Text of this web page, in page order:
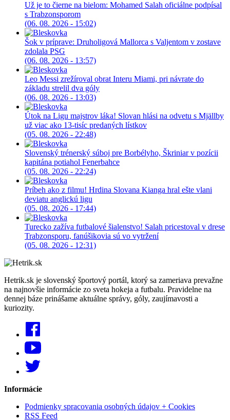
Už je to čierne na bielom: Mohamed Salah oficiálne podpísal
s Trabzonsporom
(06. 08. 2026 - 15:02)
Šok v príprave: Druholigová Mallorca s Valjentom v zostave
zdolala PSG
(06. 08. 2026 - 13:57)
Leo Messi zrežíroval obrat Interu Miami, pri návrate do
základu strelil dva góly
(06. 08. 2026 - 13:03)
Útok na Ligu majstrov láka! Slovan hlási na odvetu s Mjällby
už viac ako 13-tisíc predaných lístkov
(05. 08. 2026 - 22:48)
Slovenský trénerský súboj pre Borbélyho, Škriniar v pozícii
kapitána potiahol Fenerbahce
(05. 08. 2026 - 22:24)
Príbeh ako z filmu! Hrdina Slovana Kianga hral ešte vlani
deviatu anglickú ligu
(05. 08. 2026 - 17:44)
Turecko zažíva futbalové šialenstvo! Salah pricestoval v drese
Trabzonsporu, fanúšikovia sú vo vytržení
(05. 08. 2026 - 12:31)
Hetrik.sk je slovenský športový portál, ktorý sa zameriava prevažne
na najnovšie informácie zo sveta hokeja a futbalu. Pravidelne na
dennej báze prinášame aktuálne správy, góly, zaujímavosti a
kuriozity.
Informácie
Podmienky spracovania osobných údajov + Cookies
RSS Feed